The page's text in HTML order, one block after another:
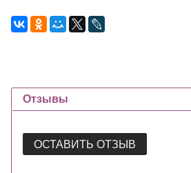
Отзывы
ОСТАВИТЬ ОТЗЫВ